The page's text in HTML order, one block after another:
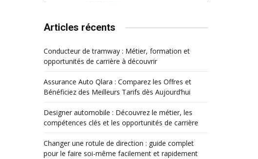
Articles récents
Conducteur de tramway : Métier, formation et
opportunités de carrière à découvrir
Assurance Auto Qlara : Comparez les Offres et
Bénéficiez des Meilleurs Tarifs dès Aujourd’hui
Designer automobile : Découvrez le métier, les
compétences clés et les opportunités de carrière
Changer une rotule de direction : guide complet
pour le faire soi-même facilement et rapidement